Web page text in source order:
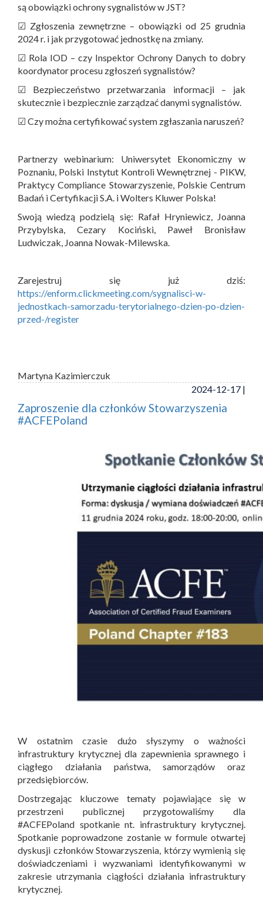
są obowiązki ochrony sygnalistów w JST?
☑ Zgłoszenia zewnętrzne – obowiązki od 25 grudnia
2024 r. i jak przygotować jednostkę na zmiany.
☑ Rola IOD – czy Inspektor Ochrony Danych to dobry
koordynator procesu zgłoszeń sygnalistów?
☑ Bezpieczeństwo przetwarzania informacji – jak
skutecznie i bezpiecznie zarządzać danymi sygnalistów.
☑ Czy można certyfikować system zgłaszania naruszeń?
Partnerzy webinarium: Uniwersytet Ekonomiczny w
Poznaniu, Polski Instytut Kontroli Wewnętrznej - PIKW,
Praktycy Compliance Stowarzyszenie, Polskie Centrum
Badań i Certyfikacji S.A. i Wolters Kluwer Polska!
Swoją wiedzą podzielą się: Rafał Hryniewicz, Joanna
Przybylska, Cezary Kociński, Paweł Bronisław
Ludwiczak, Joanna Nowak-Milewska.
Zarejestruj się już dziś:
https://enform.clickmeeting.com/sygnalisci-w-
jednostkach-samorzadu-terytorialnego-dzien-po-dzien-
przed-/register
Martyna Kazimierczuk
2024-12-17 |
Zaproszenie dla członków Stowarzyszenia
#ACFEPoland
W ostatnim czasie dużo słyszymy o ważności
infrastruktury krytycznej dla zapewnienia sprawnego i
ciągłego działania państwa, samorządów oraz
przedsiębiorców.
Dostrzegając kluczowe tematy pojawiające się w
przestrzeni publicznej przygotowaliśmy dla
#ACFEPoland spotkanie nt. infrastruktury krytycznej.
Spotkanie poprowadzone zostanie w formule otwartej
dyskusji członków Stowarzyszenia, którzy wymienią się
doświadczeniami i wyzwaniami identyfikowanymi w
zakresie utrzymania ciągłości działania infrastruktury
krytycznej.